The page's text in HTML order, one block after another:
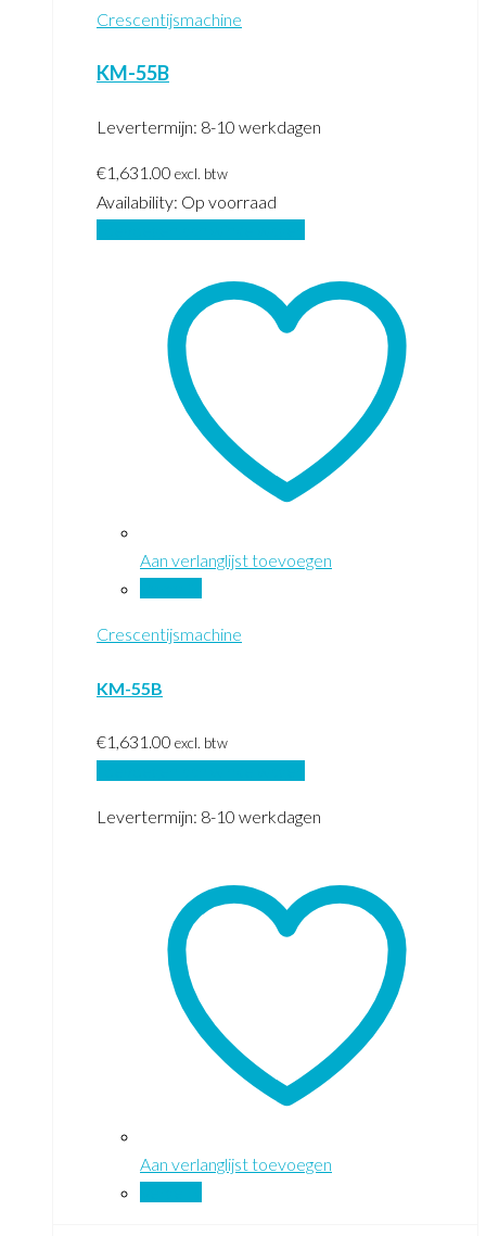
Crescentijsmachine
KM-55B
Levertermijn: 8-10 werkdagen
€1,631.00 excl. btw
Availability: Op voorraad
Aan verlanglijst toevoegen
Crescentijsmachine
KM-55B
€1,631.00 excl. btw
Levertermijn: 8-10 werkdagen
Aan verlanglijst toevoegen